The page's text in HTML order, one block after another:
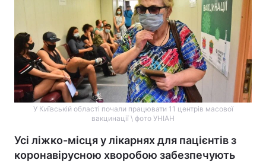
У Київській області почали працювати 11 центрів масової
вакцинації \ фото УНІАН
Усі ліжко-місця у лікарнях для пацієнтів з
коронавірусною хворобою забезпечують